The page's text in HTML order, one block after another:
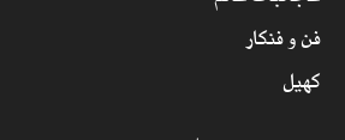
فن و فنکار
کھیل